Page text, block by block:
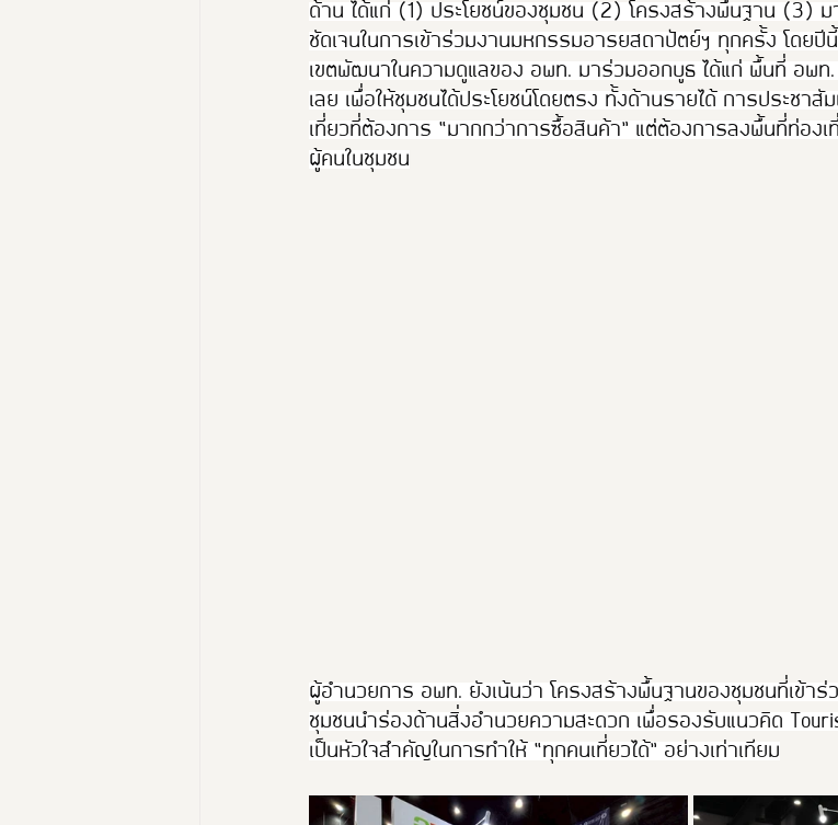
ด้าน ได้แก่ (1) ประโยชน์ของชุมชน (2) โครงสร้างพื้นฐาน (3) ม
ชัดเจนในการเข้าร่วมงานมหกรรมอารยสถาปัตย์ฯ ทุกครั้ง โดย
เขตพัฒนาในความดูแลของ อพท. มาร่วมออกบูธ ได้แก่ พื้นที่ อพท
เลย เพื่อให้ชุมชนได้ประโยชน์โดยตรง ทั้งด้านรายได้ การประชา
เที่ยวที่ต้องการ “มากกว่าการซื้อสินค้า” แต่ต้องการลงพื้นที่ท่อง
ผู้คนในชุมชน
ผู้อำนวยการ อพท. ยังเน้นว่า โครงสร้างพื้นฐานของชุมชนที่เข้า
ชุมชนนำร่องด้านสิ่งอำนวยความสะดวก เพื่อรองรับแนวคิด
เป็นหัวใจสำคัญในการทำให้ “ทุกคนเที่ยวได้” อย่างเท่าเทียม